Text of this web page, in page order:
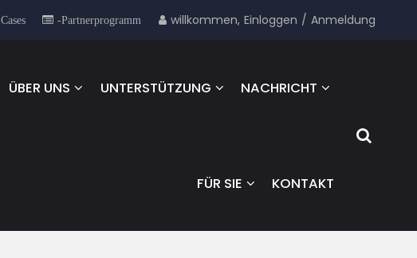
Cases -Partnerprogramm willkommen, Einloggen / Anmeldung
ÜBER UNS UNTERSTÜTZUNG NACHRICHT
FÜR SIE KONTAKT